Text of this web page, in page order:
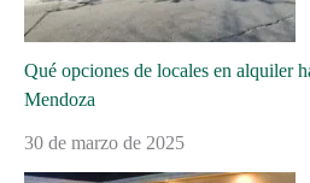
Qué opciones de locales en alquiler
Mendoza
30 de marzo de 2025